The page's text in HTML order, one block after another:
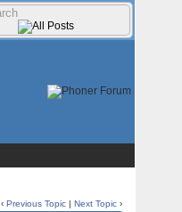
‹Previous Topic |Next Topic ›